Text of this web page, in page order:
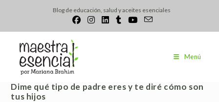
contenido
Blog de educación, salud y aceites esenciales
Menú
Dime qué tipo de padre eres y te diré cómo son
tus hijos